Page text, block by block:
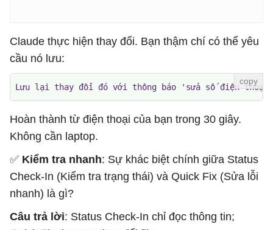
Claude thực hiện thay đổi. Bạn thậm chí có thể yêu
cầu nó lưu:
Lưu lại thay đổi đó với thông báo 'sửa số điện
Hoàn thành từ điện thoại của bạn trong 30 giây.
Không cần laptop.
✅ Kiểm tra nhanh: Sự khác biệt chính giữa Status
Check-In (Kiểm tra trạng thái) và Quick Fix (Sửa lỗi
nhanh) là gì?
Câu trả lời: Status Check-In chỉ đọc thông tin;